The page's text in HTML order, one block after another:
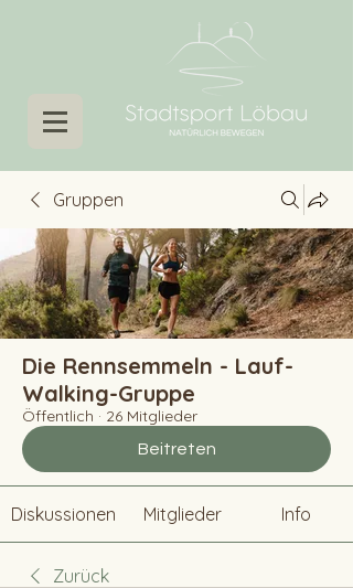
Gruppen
Die Rennsemmeln - Lauf-
Walking-Gruppe
Öffentlich · 26 Mitglieder
Beitreten
Diskussionen Mitglieder Info
Zurück